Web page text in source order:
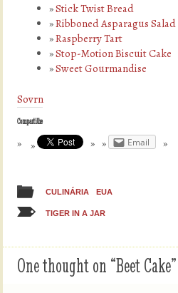
Stick Twist Bread
Ribboned Asparagus Salad
Raspberry Tart
Stop-Motion Biscuit Cake
Sweet Gourmandise
Sovrn
Compartilhe
Email
CULINÁRIA EUA
TIGER IN A JAR
One thought on “Beet Cake”